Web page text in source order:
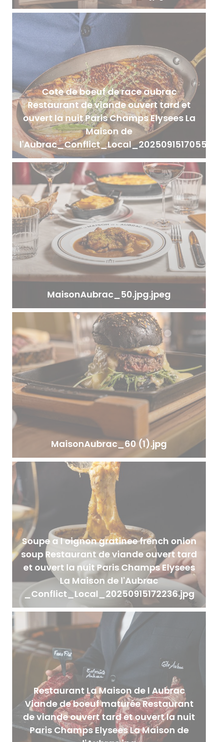
Cote de boeuf de race aubrac
Restaurant de viande ouvert tard et
ouvert la nuit Paris Champs Elysees La
Maison de
MaisonAubrac_50.jpg.jpeg
MaisonAubrac_60 (1).jpg
Soupe a l oignon gratinee french onion
soup Restaurant de viande ouvert tard
et ouvert la nuit Paris Champs Elysees
La Maison de l'Aubrac
_Conflict_Local_20250915172236.jpg
Restaurant La Maison de l Aubrac
Viande de boeuf maturée Restaurant
de viande ouvert tard et ouvert la nuit
Paris Champs Elysees La Maison de